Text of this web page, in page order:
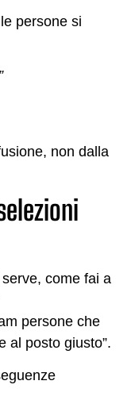
persone si
non dalla
come fai a
persone che
al posto giusto”.